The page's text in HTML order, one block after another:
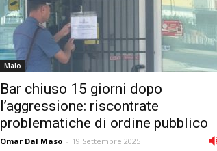
Malo
Bar chiuso 15 giorni dopo
l’aggressione: riscontrate
problematiche di ordine pubblico
Omar Dal Maso - 19 Settembre 2025